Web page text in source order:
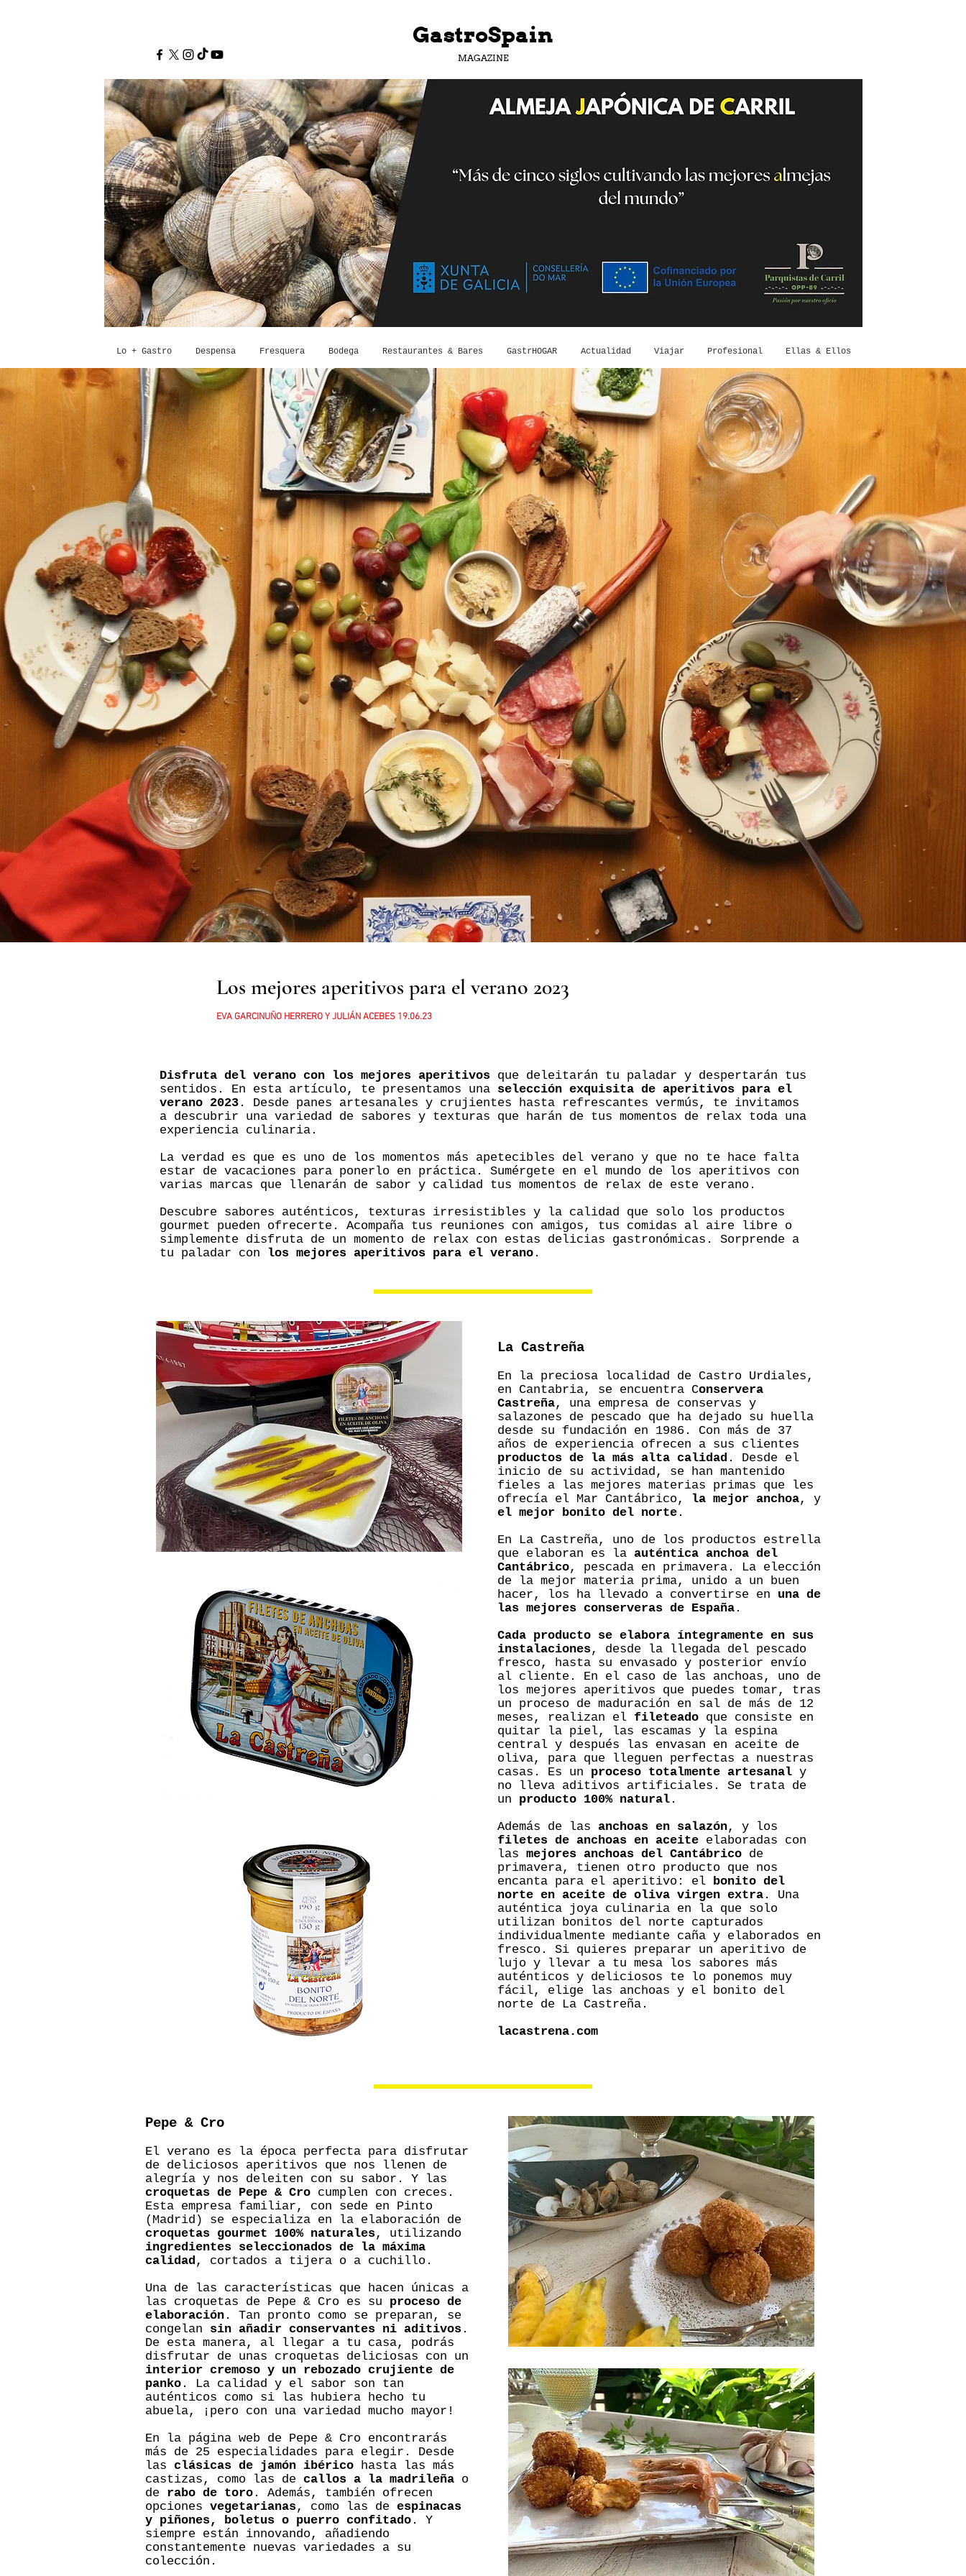
GastroSpain
MAGAZINE
Lo + Gastro Despensa Fresquera Bodega Restaurantes & Bares GastrHOGAR Actualidad Viajar Profesional Ellas & Ellos
Los mejores aperitivos para el verano 2023
EVA GARCINUÑO HERREROY JULIÁN ACEBES 19.06.23
Disfruta del verano con los mejores aperitivos que deleitarán tu paladar y despertarán tus
sentidos. En esta artículo, te presentamos una selección exquisita de aperitivos para el
verano 2023 . Desde panes artesanales y crujientes hasta refrescantes vermús, te invitamos
a descubrir una variedad de sabores y texturas que harán de tus momentos de relax toda una
experiencia culinaria.
La verdad es que es uno de los momentos más apetecibles del verano y que no te hace falta
estar de vacaciones para ponerlo en práctica. Sumérgete en el mundo de los aperitivos con
varias marcas que llenarán de sabor y calidad tus momentos de relax de este verano.
Descubre sabores auténticos, texturas irresistibles y la calidad que solo los productos
gourmet pueden ofrecerte. Acompaña tus reuniones con amigos, tus comidas al aire libre o
simplemente disfruta de un momento de relax con estas delicias gastronómicas. Sorprende a
tu paladar con los mejores aperitivos para el verano .
La Castreña
En la preciosa localidad de Castro Urdiales,
en Cantabria, se encuentra Conservera
Castreña, una empresa de conservas y
salazones de pescado que ha dejado su huella
desde su fundación en 1986. Con más de 37
años de experiencia ofrecen a sus clientes
productos de la más alta calidad . Desde el
inicio de su actividad, se han mantenido
fieles a las mejores materias primas que les
ofrecía el Mar Cantábrico, la mejor anchoa, y
el mejor bonito del norte .
En La Castreña, uno de los productos estrella
que elaboran es la auténtica anchoa del
Cantábrico, pescada en primavera. La elección
de la mejor materia prima, unido a un buen
hacer, los ha llevado a convertirse en una de
las mejores conserveras de España .
Cada producto se elabora íntegramente en sus
instalaciones, desde la llegada del pescado
fresco, hasta su envasado y posterior envío
al cliente. En el caso de las anchoas, uno de
los mejores aperitivos que puedes tomar, tras
un proceso de maduración en sal de más de 12
meses, realizan el fileteado que consiste en
quitar la piel, las escamas y la espina
central y después las envasan en aceite de
oliva, para que lleguen perfectas a nuestras
casas. Es un proceso totalmente artesanal y
no lleva aditivos artificiales. Se trata de
un producto 100% natural .
Además de las anchoas en salazón, y los
filetes de anchoas en aceite elaboradas con
las mejores anchoas del Cantábrico de
primavera, tienen otro producto que nos
encanta para el aperitivo: el bonito del
norte en aceite de oliva virgen extra . Una
auténtica joya culinaria en la que solo
utilizan bonitos del norte capturados
individualmente mediante caña y elaborados en
fresco. Si quieres preparar un aperitivo de
lujo y llevar a tu mesa los sabores más
auténticos y deliciosos te lo ponemos muy
fácil, elige las anchoas y el bonito del
norte de La Castreña.
lacastrena.com
Pepe & Cro
El verano es la época perfecta para disfrutar
de deliciosos aperitivos que nos llenen de
alegría y nos deleiten con su sabor. Y las
croquetas de Pepe & Cro cumplen con creces.
Esta empresa familiar, con sede en Pinto
(Madrid) se especializa en la elaboración de
croquetas gourmet 100% naturales, utilizando
ingredientes seleccionados de la máxima
calidad , cortados a tijera o a cuchillo.
Una de las características que hacen únicas a
las croquetas de Pepe & Cro es su proceso de
elaboración . Tan pronto como se preparan, se
congelan sin añadir conservantes ni aditivos .
De esta manera, al llegar a tu casa, podrás
disfrutar de unas croquetas deliciosas con un
interior cremoso y un rebozado crujiente de
panko . La calidad y el sabor son tan
auténticos como si las hubiera hecho tu
abuela, ¡pero con una variedad mucho mayor!
En la página web de Pepe & Cro encontrarás
más de 25 especialidades para elegir. Desde
las clásicas de jamón ibérico hasta las más
castizas, como las de callos a la madrileña o
de rabo de toro . Además, también ofrecen
opciones vegetarianas, como las de espinacas
y piñones, boletus o puerro confitado . Y
siempre están innovando, añadiendo
constantemente nuevas variedades a su
colección.